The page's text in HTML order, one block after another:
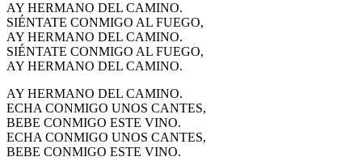
AY HERMANO DEL CAMINO.
SIÉNTATE CONMIGO AL FUEGO,
AY HERMANO DEL CAMINO.
SIÉNTATE CONMIGO AL FUEGO,
AY HERMANO DEL CAMINO.
AY HERMANO DEL CAMINO.
ECHA CONMIGO UNOS CANTES,
BEBE CONMIGO ESTE VINO.
ECHA CONMIGO UNOS CANTES,
BEBE CONMIGO ESTE VINO.